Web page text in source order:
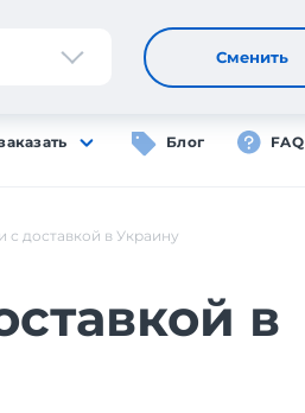
Регистрация Вход
Блог FAQ
Сменить
с доставкой в Украину
в